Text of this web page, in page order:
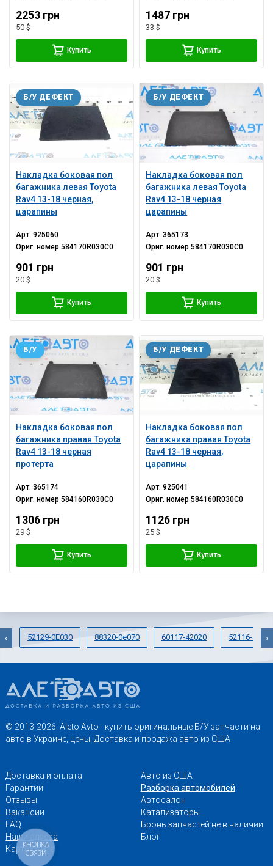
2253 грн
50 $
Купить
1487 грн
33 $
Купить
Накладка боковая пол
багажника левая Toyota
Rav4 13-18 черная,
царапины
Б/У ДЕФЕКТ
Арт.925060
Ориг. номер584170R030C0
901 грн
20 $
Купить
Накладка боковая пол
багажника левая Toyota
Rav4 13-18 черная
царапины
Б/У ДЕФЕКТ
Арт.365173
Ориг. номер584170R030C0
901 грн
20 $
Купить
Накладка боковая пол
багажника правая Toyota
Rav4 13-18 черная
протерта
Б/У
Арт.365174
Ориг. номер584160R030C0
1306 грн
29 $
Купить
Накладка боковая пол
багажника правая Toyota
Rav4 13-18 черная,
царапины
Б/У ДЕФЕКТ
Арт.925041
Ориг. номер584160R030C0
1126 грн
25 $
Купить
52129-0E030 88320-0e070 60117-42020 52116-47010
‹ ›
© 2013-2026. Aleto Avto - купить оригинальные Б/У запчасти на
авто в Украине, цены. Доставка и продажа авто из США
Доставка и оплата
Гарантии
Отзывы
Вакансии
FAQ
Наши адреса
Карта сайта
Авто из США
Разборка автомобилей
Автосалон
Катализаторы
Бронь запчастей не в наличии
Блог
КНОПКА
СВЯЗИ